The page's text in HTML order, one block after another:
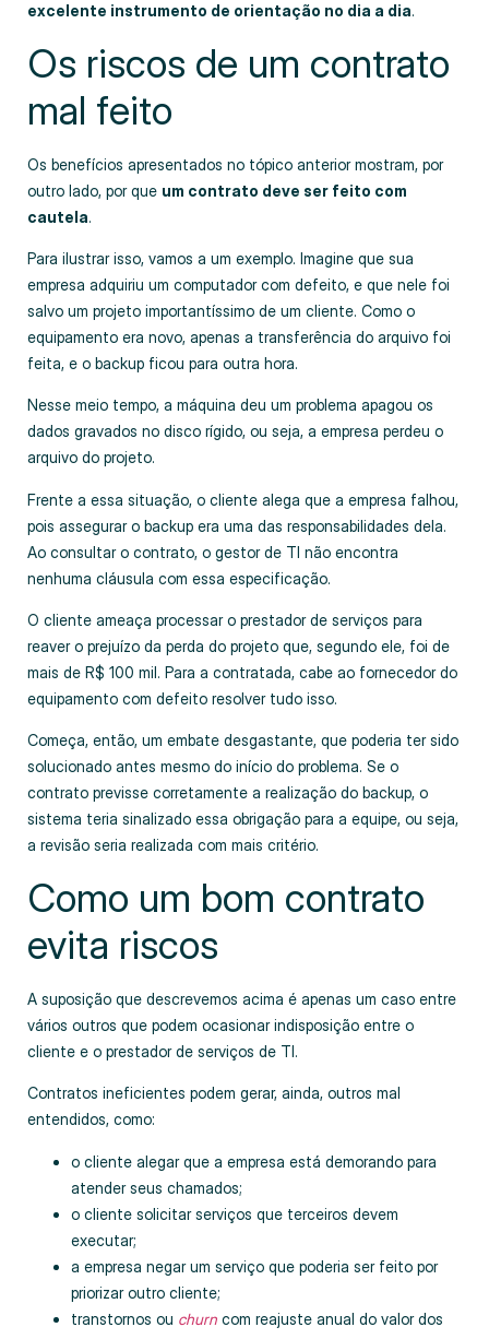
excelente instrumento de orientação no dia a dia.
Os riscos de um contrato
mal feito
Os benefícios apresentados no tópico anterior mostram, por
outro lado, por que um contrato deve ser feito com
cautela.
Para ilustrar isso, vamos a um exemplo. Imagine que sua
empresa adquiriu um computador com defeito, e que nele foi
salvo um projeto importantíssimo de um cliente. Como o
equipamento era novo, apenas a transferência do arquivo foi
feita, e o backup ficou para outra hora.
Nesse meio tempo, a máquina deu um problema apagou os
dados gravados no disco rígido, ou seja, a empresa perdeu o
arquivo do projeto.
Frente a essa situação, o cliente alega que a empresa falhou,
pois assegurar o backup era uma das responsabilidades dela.
Ao consultar o contrato, o gestor de TI não encontra
nenhuma cláusula com essa especificação.
O cliente ameaça processar o prestador de serviços para
reaver o prejuízo da perda do projeto que, segundo ele, foi de
mais de R$ 100 mil. Para a contratada, cabe ao fornecedor do
equipamento com defeito resolver tudo isso.
Começa, então, um embate desgastante, que poderia ter sido
solucionado antes mesmo do início do problema. Se o
contrato previsse corretamente a realização do backup, o
sistema teria sinalizado essa obrigação para a equipe, ou seja,
a revisão seria realizada com mais critério.
Como um bom contrato
evita riscos
A suposição que descrevemos acima é apenas um caso entre
vários outros que podem ocasionar indisposição entre o
cliente e o prestador de serviços de TI.
Contratos ineficientes podem gerar, ainda, outros mal
entendidos, como:
o cliente alegar que a empresa está demorando para
atender seus chamados;
o cliente solicitar serviços que terceiros devem
executar;
a empresa negar um serviço que poderia ser feito por
priorizar outro cliente;
transtornos ou churn com reajuste anual do valor dos